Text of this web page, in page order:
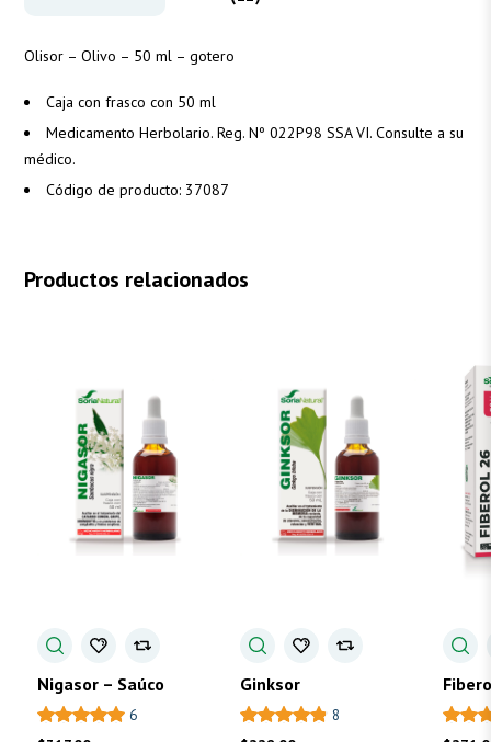
Olisor – Olivo – 50 ml – gotero
Caja con frasco con 50 ml
Medicamento Herbolario. Reg. Nº 022P98 SSA VI. Consulte a su
médico.
Código de producto: 37087
Productos relacionados
Nigasor – Saúco
6
Ginksor
8